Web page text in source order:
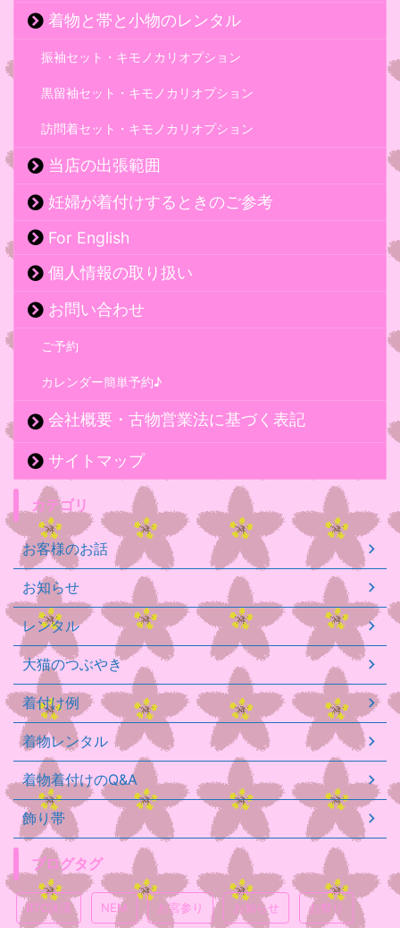
着物と帯と小物のレンタル
振袖セット・キモノカリオプション
黒留袖セット・キモノカリオプション
訪問着セット・キモノカリオプション
当店の出張範囲
妊婦が着付けするときのご参考
For English
個人情報の取り扱い
お問い合わせ
ご予約
カレンダー簡単予約♪
会社概要・古物営業法に基づく表記
サイトマップ
カテゴリ
お客様のお話
お知らせ
レンタル
大猫のつぶやき
着付け例
着物レンタル
着物着付けのQ&A
飾り帯
ブログタグ
BTC決済 NEM お宮参り お知らせ お祭り